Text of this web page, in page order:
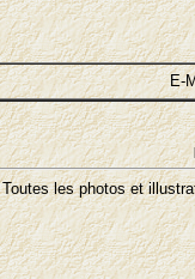
E-
Toutes les photos et